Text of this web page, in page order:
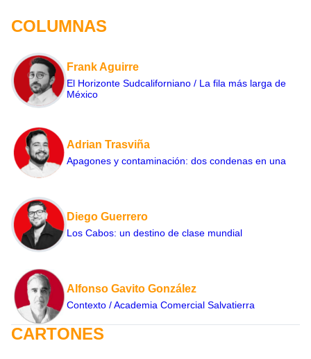
COLUMNAS
Frank Aguirre
El Horizonte Sudcaliforniano / La fila más larga de
México
Adrian Trasviña
Apagones y contaminación: dos condenas en una
Diego Guerrero
Los Cabos: un destino de clase mundial
Alfonso Gavito González
Contexto / Academia Comercial Salvatierra
CARTONES